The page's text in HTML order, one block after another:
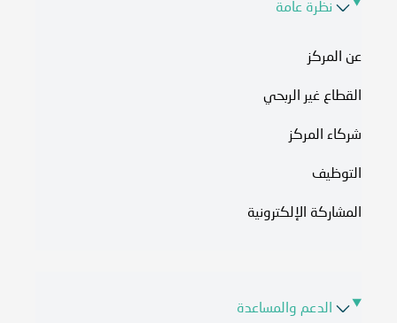
نظرة عامة
عن المركز
القطاع غير الربحي
شركاء المركز
التوظيف
المشاركة الإلكترونية
الدعم والمساعدة